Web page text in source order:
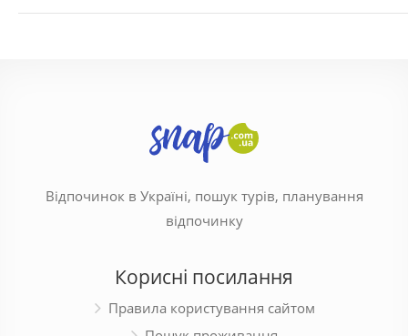
Відпочинок в Україні, пошук турів, планування
відпочинку
Корисні посилання
Правила користування сайтом